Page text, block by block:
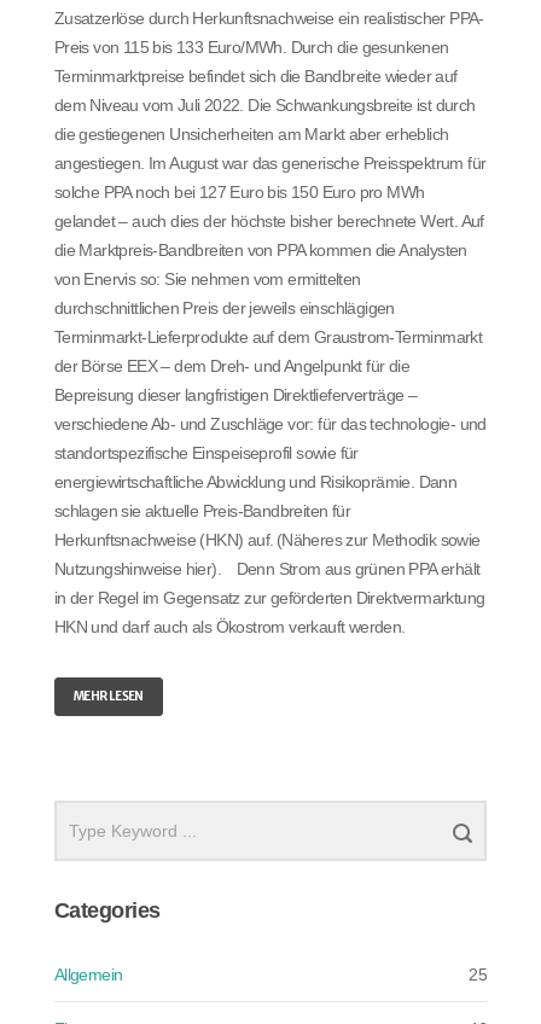
Zusatzerlöse durch Herkunftsnachweise ein realistischer PPA-
Preis von 115 bis 133 Euro/MWh. Durch die gesunkenen
Terminmarktpreise befindet sich die Bandbreite wieder auf
dem Niveau vom Juli 2022. Die Schwankungsbreite ist durch
die gestiegenen Unsicherheiten am Markt aber erheblich
angestiegen. Im August war das generische Preisspektrum für
solche PPA noch bei 127 Euro bis 150 Euro pro MWh
gelandet – auch dies der höchste bisher berechnete Wert. Auf
die Marktpreis-Bandbreiten von PPA kommen die Analysten
von Enervis so: Sie nehmen vom ermittelten
durchschnittlichen Preis der jeweils einschlägigen
Terminmarkt-Lieferprodukte auf dem Graustrom-Terminmarkt
der Börse EEX – dem Dreh- und Angelpunkt für die
Bepreisung dieser langfristigen Direktlieferverträge –
verschiedene Ab- und Zuschläge vor: für das technologie- und
standortspezifische Einspeiseprofil sowie für
energiewirtschaftliche Abwicklung und Risikoprämie. ​Dann
schlagen sie aktuelle Preis-Bandbreiten für
Herkunftsnachweise (HKN) auf. (Näheres zur Methodik sowie
Nutzungshinweise hier). Denn Strom aus grünen PPA erhält
in der Regel im Gegensatz zur geförderten Direktvermarktung
HKN und darf auch als Ökostrom verkauft werden.
MEHR LESEN
Categories
Allgemein 25